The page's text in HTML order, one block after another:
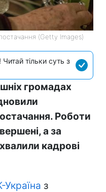
(Getty Images)
тільки суть з
громадах
Роботи
а за
кадрові
Україна з